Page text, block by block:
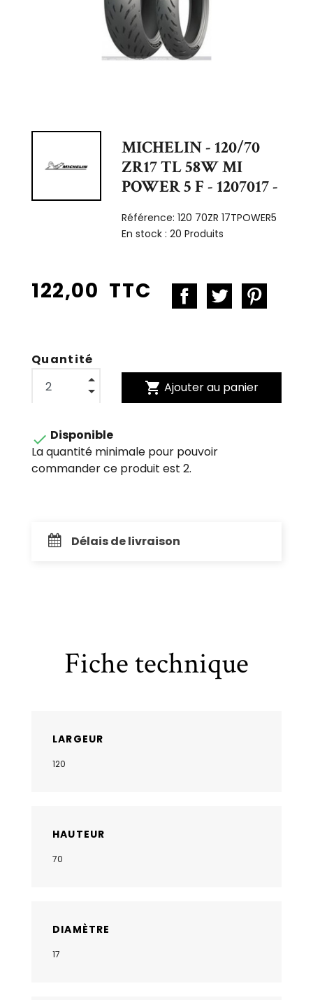
MICHELIN - 120/70
ZR17 TL 58W MI
POWER 5 F - 1207017 -
Référence:120 70ZR 17TPOWER5
En stock :20 Produits
122,00 TTC
Quantité
shopping_cart Ajouter au panier
 Disponible
La quantité minimale pour pouvoir
commander ce produit est 2.
Délais de livraison
Fiche technique
LARGEUR
120
HAUTEUR
70
DIAMÈTRE
17